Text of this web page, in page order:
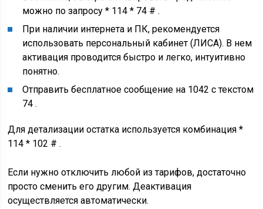
можно по запросу * 114 * 74 # .
При наличии интернета и ПК, рекомендуется
использовать персональный кабинет (ЛИСА). В нем
активация проводится быстро и легко, интуитивно
понятно.
Отправить бесплатное сообщение на 1042 с текстом
74 .
Для детализации остатка используется комбинация *
114 * 102 # .
Если нужно отключить любой из тарифов, достаточно
просто сменить его другим. Деактивация
осуществляется автоматически.